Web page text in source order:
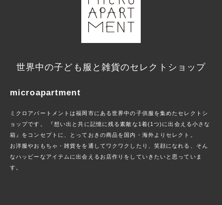
世界中の子ども服と雑貨のセレクトショップ
microapartment
ミクロアパートメントは福岡市にある世界中の子供服を集めたセレクトシ
ョップです。 『想い出と共に記憶に残る素敵な1着(1つ)に出会える小さな
箱』をコンセプトに、とっておきの商品を国内・海外よりセレクト。
お洋服やおもちゃ・雑貨をを通してワクワクしたり、笑顔になれる、そん
なハッピーなアイテムに出会えるお店作りをしていきたいと思っていま
す。